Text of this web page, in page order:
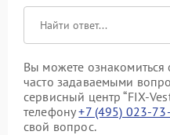
Вы можете
часто задаваемыми
сервисный центр “FIX-
телефону+7 (495) 023-
свой вопрос.